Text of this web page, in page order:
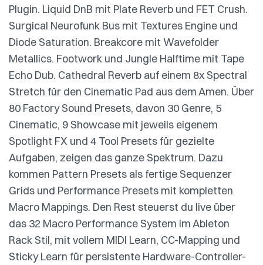
Plugin. Liquid DnB mit Plate Reverb und FET Crush.
Surgical Neurofunk Bus mit Textures Engine und
Diode Saturation. Breakcore mit Wavefolder
Metallics. Footwork und Jungle Halftime mit Tape
Echo Dub. Cathedral Reverb auf einem 8x Spectral
Stretch für den Cinematic Pad aus dem Amen. Über
80 Factory Sound Presets, davon 30 Genre, 5
Cinematic, 9 Showcase mit jeweils eigenem
Spotlight FX und 4 Tool Presets für gezielte
Aufgaben, zeigen das ganze Spektrum. Dazu
kommen Pattern Presets als fertige Sequenzer
Grids und Performance Presets mit kompletten
Macro Mappings. Den Rest steuerst du live über
das 32 Macro Performance System im Ableton
Rack Stil, mit vollem MIDI Learn, CC-Mapping und
Sticky Learn für persistente Hardware-Controller-